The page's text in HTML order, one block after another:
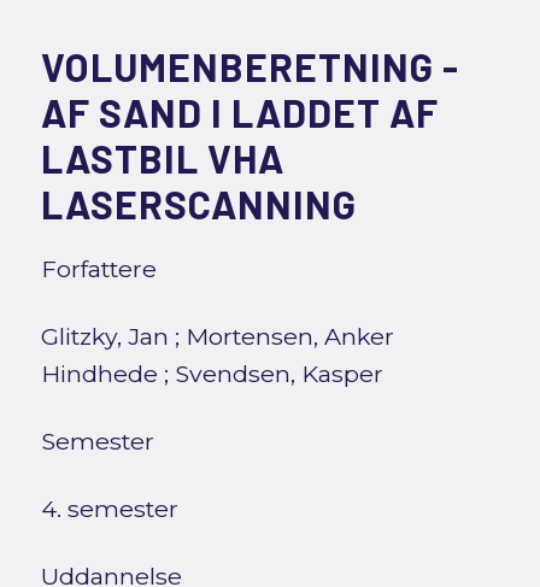
VOLUMENBERETNING -
AF SAND I LADDET AF
LASTBIL VHA
LASERSCANNING
Forfattere
Glitzky, Jan ; Mortensen, Anker
Hindhede ; Svendsen, Kasper
Semester
4. semester
Uddannelse